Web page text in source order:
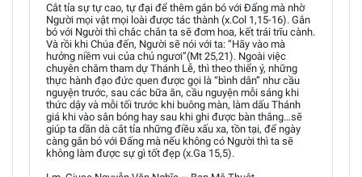
Cắt tỉa sự tự cao, tự đại để thêm gắn bó với Đấng mà nhờ
Người mọi vật mọi loài được tác thành (x.Col 1,15-16). Gắn
bó với Người thì chắc chắn ta sẽ đơm hoa, kết trái trĩu cành.
Và rồi khi Chúa đến, Người sẽ nói với ta: “Hãy vào mà
hưởng niềm vui của chủ ngươi”(Mt 25,21). Ngoài việc
chuyên chăm tham dự Thánh Lễ, thì theo thiển ý, những
thực hành đạo đức quen được gọi là “bình dân” như cầu
nguyện trước, sau các bữa ăn, cầu nguyện mỗi sáng khi
thức dậy và mỗi tối trước khi buông màn, làm dấu Thánh
giá khi vào sân bóng hay sau khi ghi được bàn thắng…sẽ
giúp ta dần dà cắt tỉa những điều xấu xa, tồn tại, để ngày
càng gắn bó với Đấng mà nếu không có Người thì ta sẽ
không làm được sự gì tốt đẹp (x.Ga 15,5).